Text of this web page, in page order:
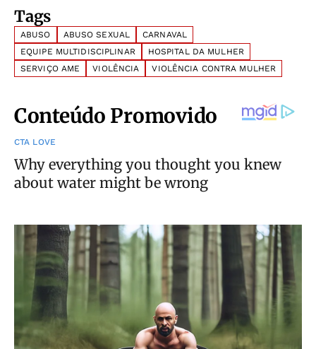
Tags
ABUSO ABUSO SEXUAL
CARNAVAL
EQUIPE MULTIDISCIPLINAR
HOSPITAL DA MULHER
SERVIÇO AME
VIOLÊNCIA VIOLÊNCIA CONTRA MULHER